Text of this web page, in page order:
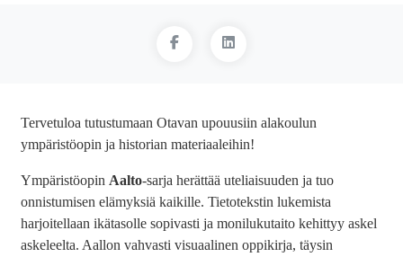
Tervetuloa tutustumaan Otavan upouusiin alakoulun
ympäristöopin ja historian materiaaleihin!
Ympäristöopin Aalto-sarja herättää uteliaisuuden ja tuo
onnistumisen elämyksiä kaikille. Tietotekstin lukemista
harjoitellaan ikätasolle sopivasti ja monilukutaito kehittyy askel
askeleelta. Aallon vahvasti visuaalinen oppikirja, täysin